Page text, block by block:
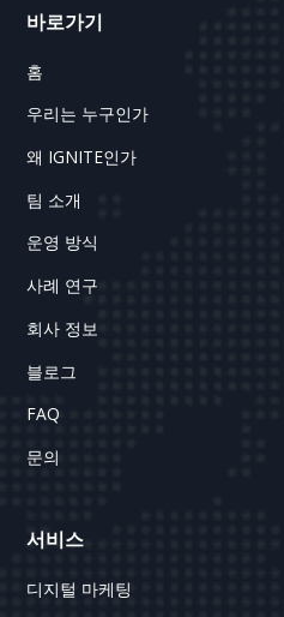
바로가기
홈
우리는 누구인가
왜 IGNITE인가
팀 소개
운영 방식
사례 연구
회사 정보
블로그
FAQ
문의
서비스
디지털 마케팅